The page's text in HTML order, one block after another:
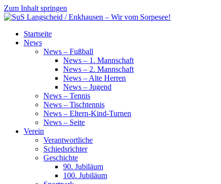
Zum Inhalt springen
SuS
Langscheid
Startseite
News
News – Fußball
News – 1. Mannschaft
News – 2. Mannschaft
News – Alte Herren
News – Jugend
News – Tennis
News – Tischtennis
News – Eltern-Kind-Turnen
News – Seite
Verein
Verantwortliche
Schiedsrichter
Geschichte
90. Jubiläum
100. Jubiläum